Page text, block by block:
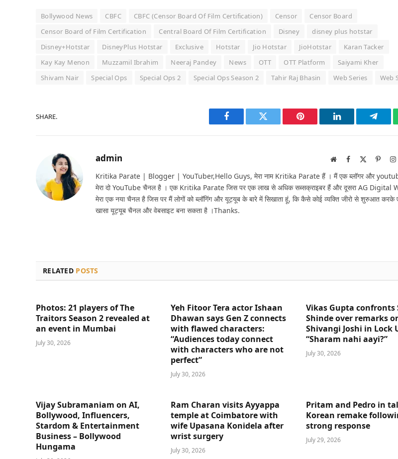
Bollywood News CBFC CBFC (Censor Board Of Film Certification) Censor
Censor Board
Censor Board of Film Certification
Central Board Of Film Certification Disney
disney plus hotstar
Disney+Hotstar
DisneyPlus Hotstar Exclusive Hotstar Jio Hotstar JioHotstar
Karan Tacker
Kay Kay Menon
Muzzamil Ibrahim Neeraj Pandey News OTT OTT Platform
Saiyami Kher
Shivam Nair
Special Ops Special Ops 2 Special Ops Season 2 Tahir Raj Bhasin Web Series Web
SHARE.
Facebook Twitter Pinterest LinkedIn
admin WebsiteFacebook
Kritika Parate | Blogger | YouTuber,Hello Guys, मेरा नाम Kritika Parate हैं । मैं एक ब्लॉगर और
मेरा दो YouTube चैनल है । एक Kritika Parate जिस पर एक लाख से अधिक सब्सक्राइबर हैं और दूसरा AG Digital
मेरा एक नया चैनल है जिस पर मैं लोगों को ब्लॉगिंग और यूट्यूब के बारे में सिखाता हूं, कि कैसे कोई व्यक्ति जीरो से शुरुआत करके
खासा यूट्यूब चैनल और वेबसाइट बना सकता है ।Thanks.
RELATED POSTS
Photos: 21 players of The
Traitors Season 2 revealed at
an event in Mumbai
July 30, 2026
Yeh Fitoor Tera actor Ishaan
Dhawan says Gen Z connects
with flawed characters:
“Audiences today connect
with characters who are not
perfect”
July 30, 2026
Vikas Gupta confronts
Shinde over remarks
Shivangi Joshi in Lock
“Sharam nahi aayi?”
July 30, 2026
Vijay Subramaniam on AI,
Bollywood, Influencers,
Stardom & Entertainment
Business – Bollywood
Hungama
Ram Charan visits Ayyappa
temple at Coimbatore with
wife Upasana Konidela after
wrist surgery
July 30, 2026
Pritam and Pedro in
Korean remake
strong response
July 29, 2026